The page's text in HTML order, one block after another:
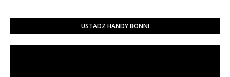
USTADZ HANDY BONNI